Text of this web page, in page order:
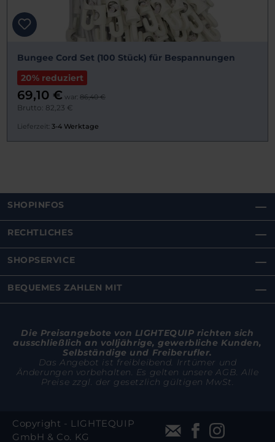
Bungee Cord Set (100 Stück) für Bespannungen
20% reduziert
69,10 € war: 86,40 €
Brutto: 82,23 €
Lieferzeit: 3-4 Werktage
SHOPINFOS
RECHTLICHES
SHOPSERVICE
BEQUEMES ZAHLEN MIT
Die Preisangebote von LIGHTEQUIP richten sich
ausschließlich an volljährige, gewerbliche Kunden,
Selbständige und Freiberufler.
Das Angebot ist freibleibend. Irrtümer und
Änderungen vorbehalten. Es gelten unsere AGB. Alle
Preise zzgl. der gesetzlich gültigen MwSt.
Copyright - LIGHTEQUIP
GmbH & Co. KG